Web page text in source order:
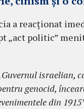
a reacționat
„act politic”
israelian,
genocid,
din